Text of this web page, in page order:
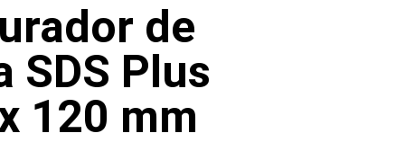
de
SDS Plus
120 mm